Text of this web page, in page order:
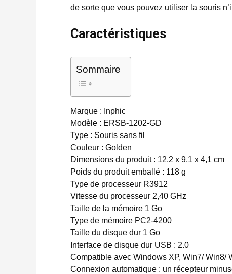
de sorte que vous pouvez utiliser la souris
Caractéristiques
Sommaire
Marque : Inphic
Modèle : ERSB-1202-GD
Type : Souris sans fil
Couleur : Golden
Dimensions du produit : 12,2 x 9,1 x 4,1 cm
Poids du produit emballé : 118 g
Type de processeur R3912
Vitesse du processeur 2,40 GHz
Taille de la mémoire 1 Go
Type de mémoire PC2-4200
Taille du disque dur 1 Go
Interface de disque dur USB : 2.0
Compatible avec Windows XP, Win7/ Win8/
Connexion automatique : un récepteur